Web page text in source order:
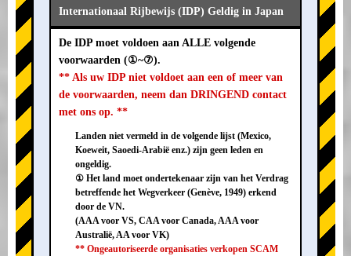
Internationaal Rijbewijs (IDP) Geldig in Japan
De IDP moet voldoen aan ALLE volgende
voorwaarden (①~⑦).
** Als uw IDP niet voldoet aan een of meer van
de voorwaarden, neem dan DRINGEND contact
met ons op. **
Landen niet vermeld in de volgende lijst (Mexico,
Koeweit, Saoedi-Arabië enz.) zijn geen leden en
ongeldig.
① Het land moet ondertekenaar zijn van het Verdrag
betreffende het Wegverkeer (Genève, 1949) erkend
door de VN.
(AAA voor VS, CAA voor Canada, AAA voor
Australië, AA voor VK)
** Ongeautoriseerde organisaties verkopen SCAM